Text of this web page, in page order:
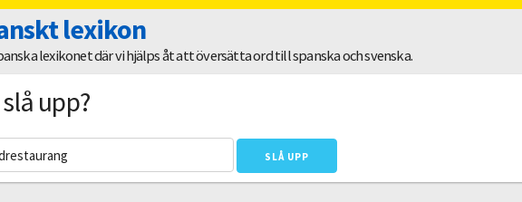
lexikon
lexikonet där vi hjälps åt att översätta ord till spanska och svenska.
upp?